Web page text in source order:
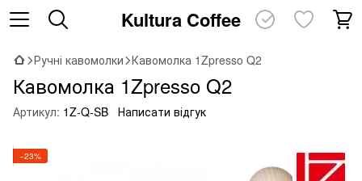
Kultura Coffee
Ручні кавомолки Кавомолка 1Zpresso Q2
Кавомолка 1Zpresso Q2
Артикул: 1Z-Q-SB Написати відгук
−23%